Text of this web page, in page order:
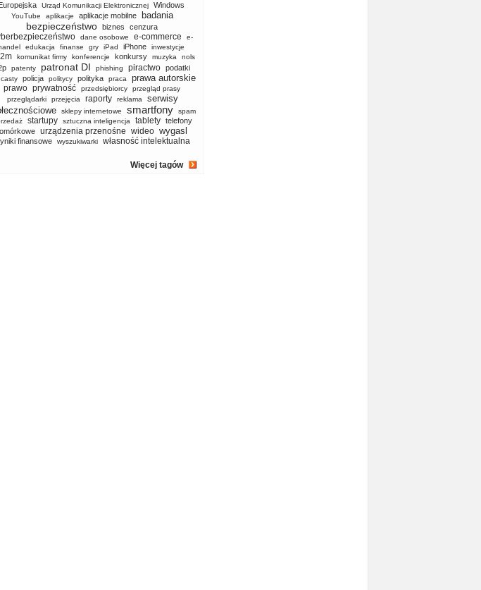
Urząd Komunikacji Elektronicznej Windows
YouTube aplikacje aplikacje mobilne badania
bezpieczeństwo biznes cenzura
dane osobowe e-commerce
e-
edukacja finanse gry iPad iPhone inwestycje
komunikat firmy konferencje konkursy muzyka nols
patenty patronat DI phishing piractwo podatki
policja politycy polityka praca prawa autorskie
prawo prywatność przedsiębiorcy
przegląd prasy
przeglądarki
przejęcia raporty reklama
serwisy
sklepy internetowe smartfony
spam
startupy sztuczna inteligencja tablety telefony
urządzenia przenośne wideo wygasl
finansowe wyszukiwarki własność intelektualna
Więcej tagów